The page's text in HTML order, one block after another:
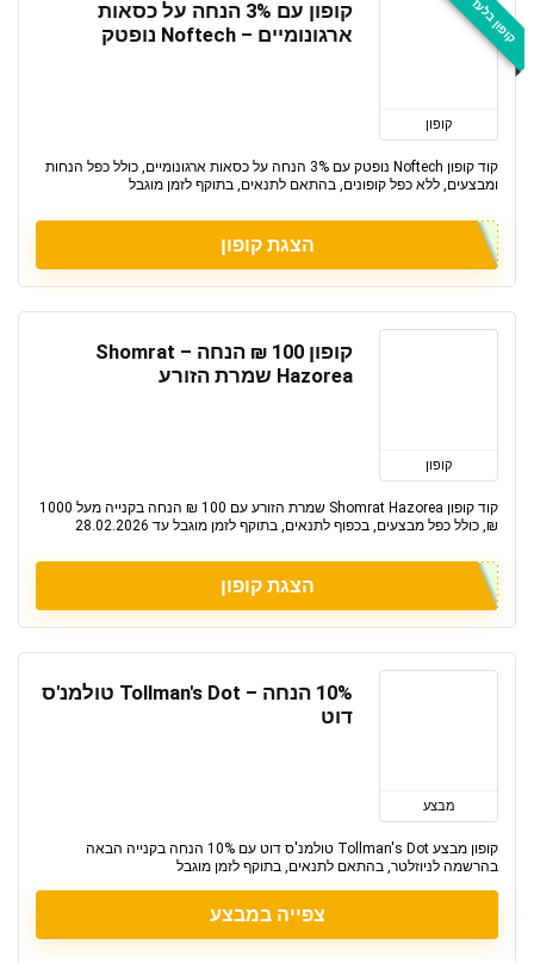
קופון
קופון עם 3% הנחה על כסאות
ארגונומיים – Noftech נופטק
קוד קופון Noftech נופטק עם 3% הנחה על כסאות ארגונומיים, כולל כפל הנחות
ומבצעים, ללא כפל קופונים, בהתאם לתנאים, בתוקף לזמן מוגבל
הצגת קופון
קופון
קופון 100 ₪ הנחה – Shomrat
Hazorea שמרת הזורע
קוד קופון Shomrat Hazorea שמרת הזורע עם 100 ₪ הנחה בקנייה מעל 1000
₪, כולל כפל מבצעים, בכפוף לתנאים, בתוקף לזמן מוגבל עד 28.02.2026
הצגת קופון
מבצע
10% הנחה – Tollman's Dot טולמנ'ס
דוט
קופון מבצע Tollman's Dot טולמנ'ס דוט עם 10% הנחה בקנייה הבאה
בהרשמה לניוזלטר, בהתאם לתנאים, בתוקף לזמן מוגבל
צפייה במבצע